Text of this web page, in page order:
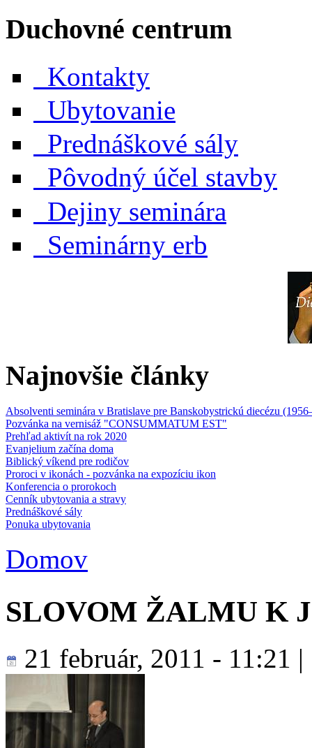
Duchovné centrum
Kontakty
Ubytovanie
Prednáškové sály
Pôvodný účel stavby
Dejiny seminára
Seminárny erb
Najnovšie články
Absolventi seminára v Bratislave pre Banskobystrickú diecézu
Pozvánka na vernisáž "CONSUMMATUM EST"
Prehľad aktivít na rok 2020
Evanjelium začína doma
Biblický víkend pre rodičov
Proroci v ikonách - pozvánka na expozíciu ikon
Konferencia o prorokoch
Cenník ubytovania a stravy
Prednáškové sály
Ponuka ubytovania
Nachádzate sa tu
Domov
SLOVOM ŽALMU K
21 február, 2011 - 11:21